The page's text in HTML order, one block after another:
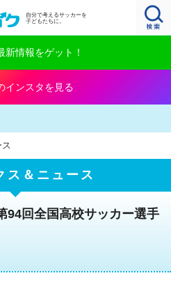
自分で考えるサッカーを
子どもたちに。
新情報をゲット！
インスタを見る
ス
ス＆ニュース
94回全国高校サッカー選手